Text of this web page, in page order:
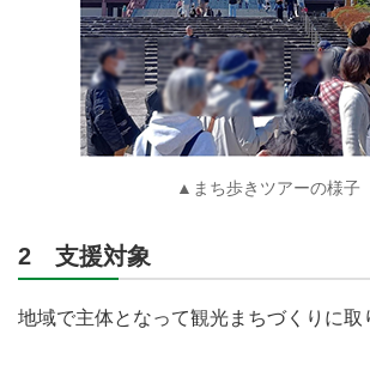
▲まち歩きツアーの様子
2 支援対象
地域で主体となって観光まちづくりに取